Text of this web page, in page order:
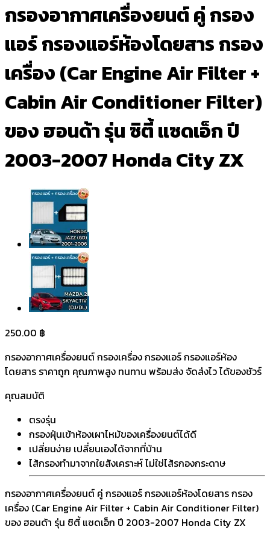
กรองอากาศเครื่องยนต์ คู่ กรอง
แอร์ กรองแอร์ห้องโดยสาร กรอง
เครื่อง (Car Engine Air Filter +
Cabin Air Conditioner Filter)
ของ ฮอนด้า รุ่น ซิตี้ แซดเอ็ก ปี
2003-2007 Honda City ZX
250.00 ฿
กรองอากาศเครื่องยนต์ กรองเครื่อง กรองแอร์ กรองแอร์ห้อง
โดยสาร ราคาถูก คุณภาพสูง ทนทาน พร้อมส่ง จัดส่งไว ได้ของชัวร์
คุณสมบัติ
ตรงรุ่น
กรองฝุ่นเข้าห้องเผาไหม้ของเครื่องยนต์ได้ดี
เปลี่ยนง่าย เปลี่ยนเองได้จากที่บ้าน
ไส้กรองทำมาจากใยสังเคราะห์ ไม่ใช่ไส้รกองกระดาษ
กรองอากาศเครื่องยนต์ คู่ กรองแอร์ กรองแอร์ห้องโดยสาร กรอง
เครื่อง (Car Engine Air Filter + Cabin Air Conditioner Filter)
ของ ฮอนด้า รุ่น ซิตี้ แซดเอ็ก ปี 2003-2007 Honda City ZX